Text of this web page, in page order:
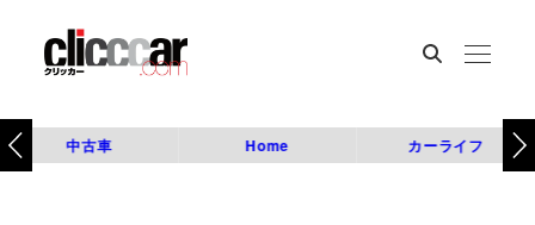
中古車 Home カーライフ